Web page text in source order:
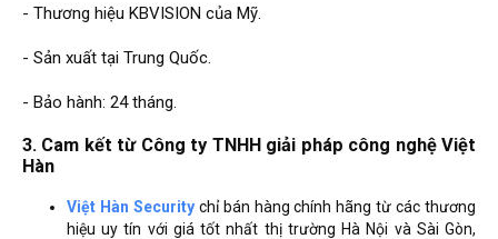
- Thương hiệu KBVISION của Mỹ.
- Sản xuất tại Trung Quốc.
- Bảo hành: 24 tháng.
3. Cam kết từ Công ty TNHH giải pháp công nghệ Việt
Hàn
Việt Hàn Security chỉ bán hàng chính hãng từ các thương
hiệu uy tín với giá tốt nhất thị trường Hà Nội và Sài Gòn,